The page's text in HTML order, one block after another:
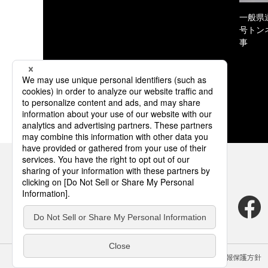
一般県
号トン
事
サイトのご利用にあたって クッキーポリシー 個人情報保護方針